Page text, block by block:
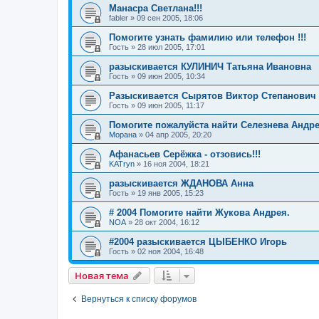
Манасра Светлана!!!
fabler » 09 сен 2005, 18:06
Помогите узнать фамилию или телефон !!!
Гость » 28 июл 2005, 17:01
разыскивается КУЛИНИЧ Татьяна Ивановна
Гость » 09 июн 2005, 10:34
Разыскивается Сырятов Виктор Степанович
Гость » 09 июн 2005, 11:17
Помогите пожалуйста найти Селезнева
Морана » 04 апр 2005, 20:20
Афанасьев Серёжка - отзовись!!!
KATryn » 16 ноя 2004, 18:21
разыскивается ЖДАНОВА Анна
Гость » 19 янв 2005, 15:23
# 2004 Помогите найти Жукова Андрея.
NOA » 28 окт 2004, 16:12
#2004 разыскивается ЦЫБЕНКО Игорь
Гость » 02 ноя 2004, 16:48
Новая тема
Вернуться к списку форумов